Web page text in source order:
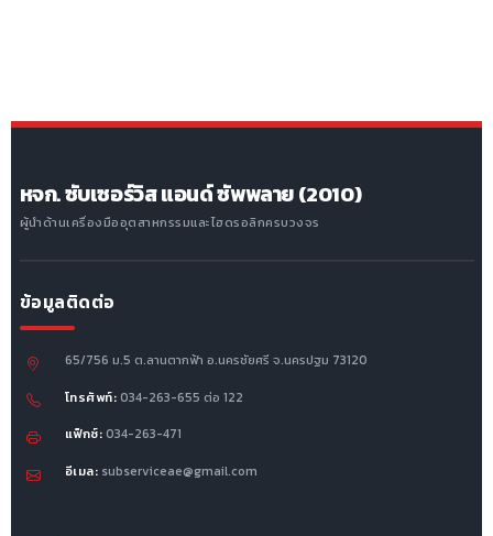
หจก. ซับเซอร์วิส แอนด์ ซัพพลาย (2010)
ผู้นำด้านเครื่องมืออุตสาหกรรมและไฮดรอลิกครบวงจร
ข้อมูลติดต่อ
65/756 ม.5 ต.ลานตากฟ้า อ.นครชัยศรี จ.นครปฐม 73120
โทรศัพท์: 034-263-655 ต่อ 122
แฟ็กซ์: 034-263-471
อีเมล: subserviceae@gmail.com